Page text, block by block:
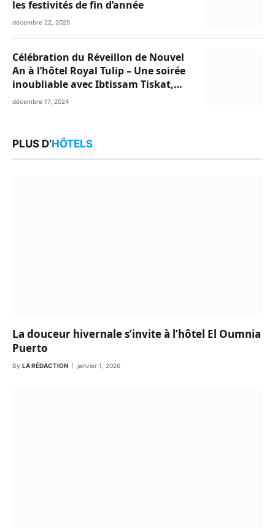
les festivités de fin d’année
décembre 22, 2025
Célébration du Réveillon de Nouvel
An à l’hôtel Royal Tulip – Une soirée
inoubliable avec Ibtissam Tiskat,
Oussama Abdedaim et Abdelwahed
décembre 17, 2024
PLUS D’HÔTELS
La douceur hivernale s’invite à l’hôtel El Oumnia
Puerto
By LA RÉDACTION janvier 1, 2026